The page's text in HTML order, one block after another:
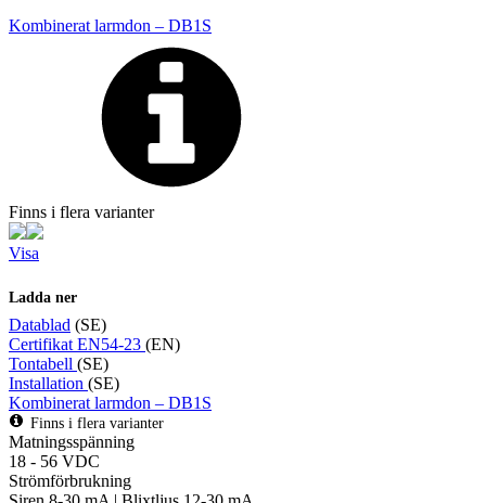
Kombinerat larmdon – DB1S
Finns i flera varianter
Visa
Ladda ner
Datablad (SE)
Certifikat EN54-23 (EN)
Tontabell (SE)
Installation (SE)
Kombinerat larmdon – DB1S
Finns i flera varianter
Matningsspänning
18 - 56 VDC
Strömförbrukning